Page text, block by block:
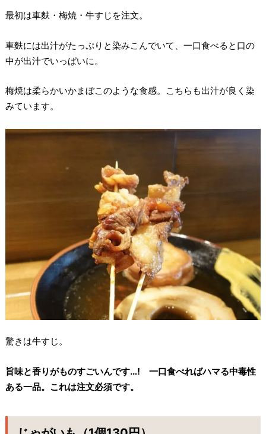
最初は車麩・梅焼・牛すじを注文。
車麩には出汁がたっぷりと染みこんでいて、一口食べると口の
中が出汁でいっぱいに。
梅焼は柔らかいかまぼこのような食感。こちらも出汁が良く染
みています。
驚きは牛すじ。
旨味と香りがものすごいんです…! 一口食べればハマる中毒性
ある一品。これは注文必須です。